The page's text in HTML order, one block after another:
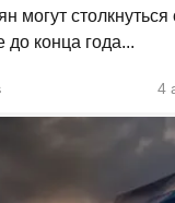
могут
конца года...
4